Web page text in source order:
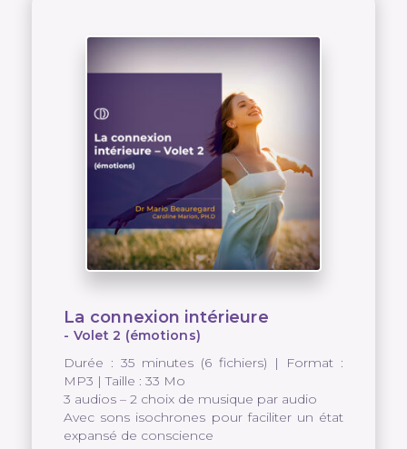
La connexion intérieure
- Volet 2 (émotions)
Durée : 35 minutes (6 fichiers) | Format :
MP3 | Taille : 33 Mo
3 audios – 2 choix de musique par audio
Avec sons isochrones pour faciliter un état
expansé de conscience